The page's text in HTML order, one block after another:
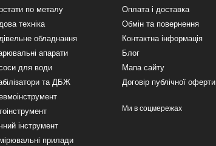
по металу
техніка
обладнання
апарати
для води
та ДБЖ
інструмент
прилади
Оплата і доставка
Обмін та повернення
Контактна інформація
Блог
Мапа сайту
Договір публічної оферти
Ми в соцмережах